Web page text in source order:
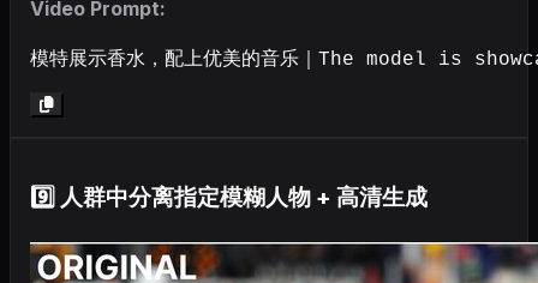
Video Prompt:
模特展示香水，配上优美的音乐｜The model is
9️⃣ 人群中分离指定模糊人物 + 高清生成